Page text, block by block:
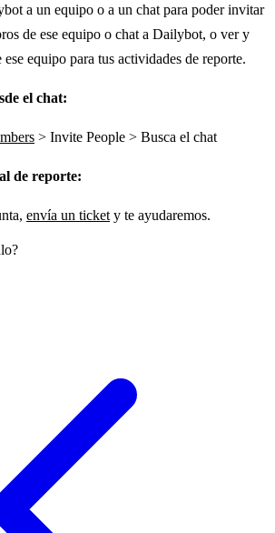
a un equipo o a un chat para poder invitar
de ese equipo o chat a Dailybot, o ver y
ese equipo para tus actividades de reporte.
el chat:
> Invite People > Busca el chat
de reporte:
envía un ticket y te ayudaremos.